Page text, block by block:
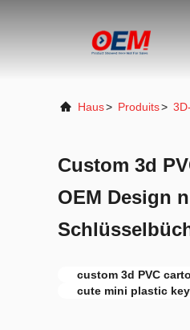
Haus> Produits>
Custom 3d
OEM Design
custom 3d PVC
cute mini plastic